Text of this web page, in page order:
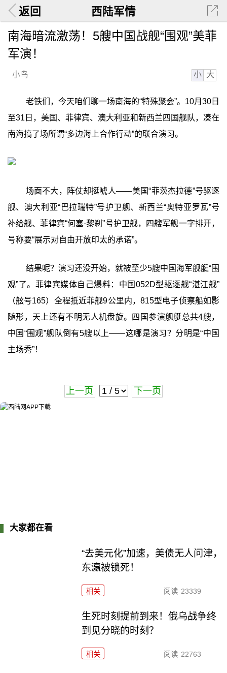
返回 西陆军情
南海暗流激荡！5艘中国战舰“围观”美菲
军演！
小鸟 小 大
老铁们，今天咱们聊一场南海的“特殊聚会”。10月30日
至31日，美国、菲律宾、澳大利亚和新西兰四国舰队，凑在
南海搞了场所谓“多边海上合作行动”的联合演习。
场面不大，阵仗却挺唬人——美国“菲茨杰拉德”号驱逐
舰、澳大利亚“巴拉瑞特”号护卫舰、新西兰“奥特亚罗瓦”号
补给舰、菲律宾“何塞·黎刹”号护卫舰，四艘军舰一字排开，
号称要“展示对自由开放印太的承诺”。
结果呢？演习还没开始，就被至少5艘中国海军舰艇“围
观”了。菲律宾媒体自己爆料：中国052D型驱逐舰“湛江舰”
（舷号165）全程抵近菲舰9公里内，815型电子侦察船如影
随形，天上还有不明无人机盘旋。四国参演舰艇总共4艘，
中国“围观”舰队倒有5艘以上——这哪是演习？分明是“中国
主场秀”！
上一页 下一页
大家都在看
“去美元化”加速，美债无人问津，
东瀛被锁死！
相关 阅读 23339
生死时刻提前到来！俄乌战争终
到见分晓的时刻？
相关 阅读 22763